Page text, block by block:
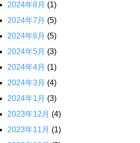
2024年8月 (1)
2024年7月 (5)
2024年6月 (5)
2024年5月 (3)
2024年4月 (1)
2024年3月 (4)
2024年1月 (3)
2023年12月 (4)
2023年11月 (1)